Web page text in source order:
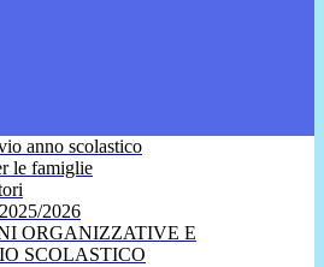
anno scolastico
le famiglie
2026
ORGANIZZATIVE E
SCOLASTICO